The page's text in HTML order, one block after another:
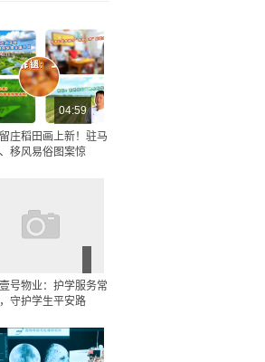
04:59
庄稻田画上新！驻马
移风易俗图案惊
号物业：护学服务常
守护学生平安路